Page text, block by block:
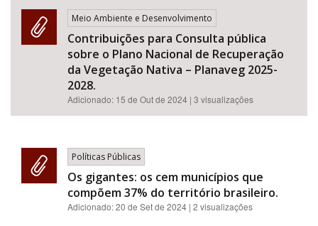
Meio Ambiente e Desenvolvimento
Contribuições para Consulta pública
sobre o Plano Nacional de Recuperação
da Vegetação Nativa – Planaveg 2025-
2028.
Adicionado: 15 de Out de 2024 | 3 visualizações
Políticas Públicas
Os gigantes: os cem municípios que
compõem 37% do território brasileiro.
Adicionado:20 de Set de 2024 | 2 visualizações